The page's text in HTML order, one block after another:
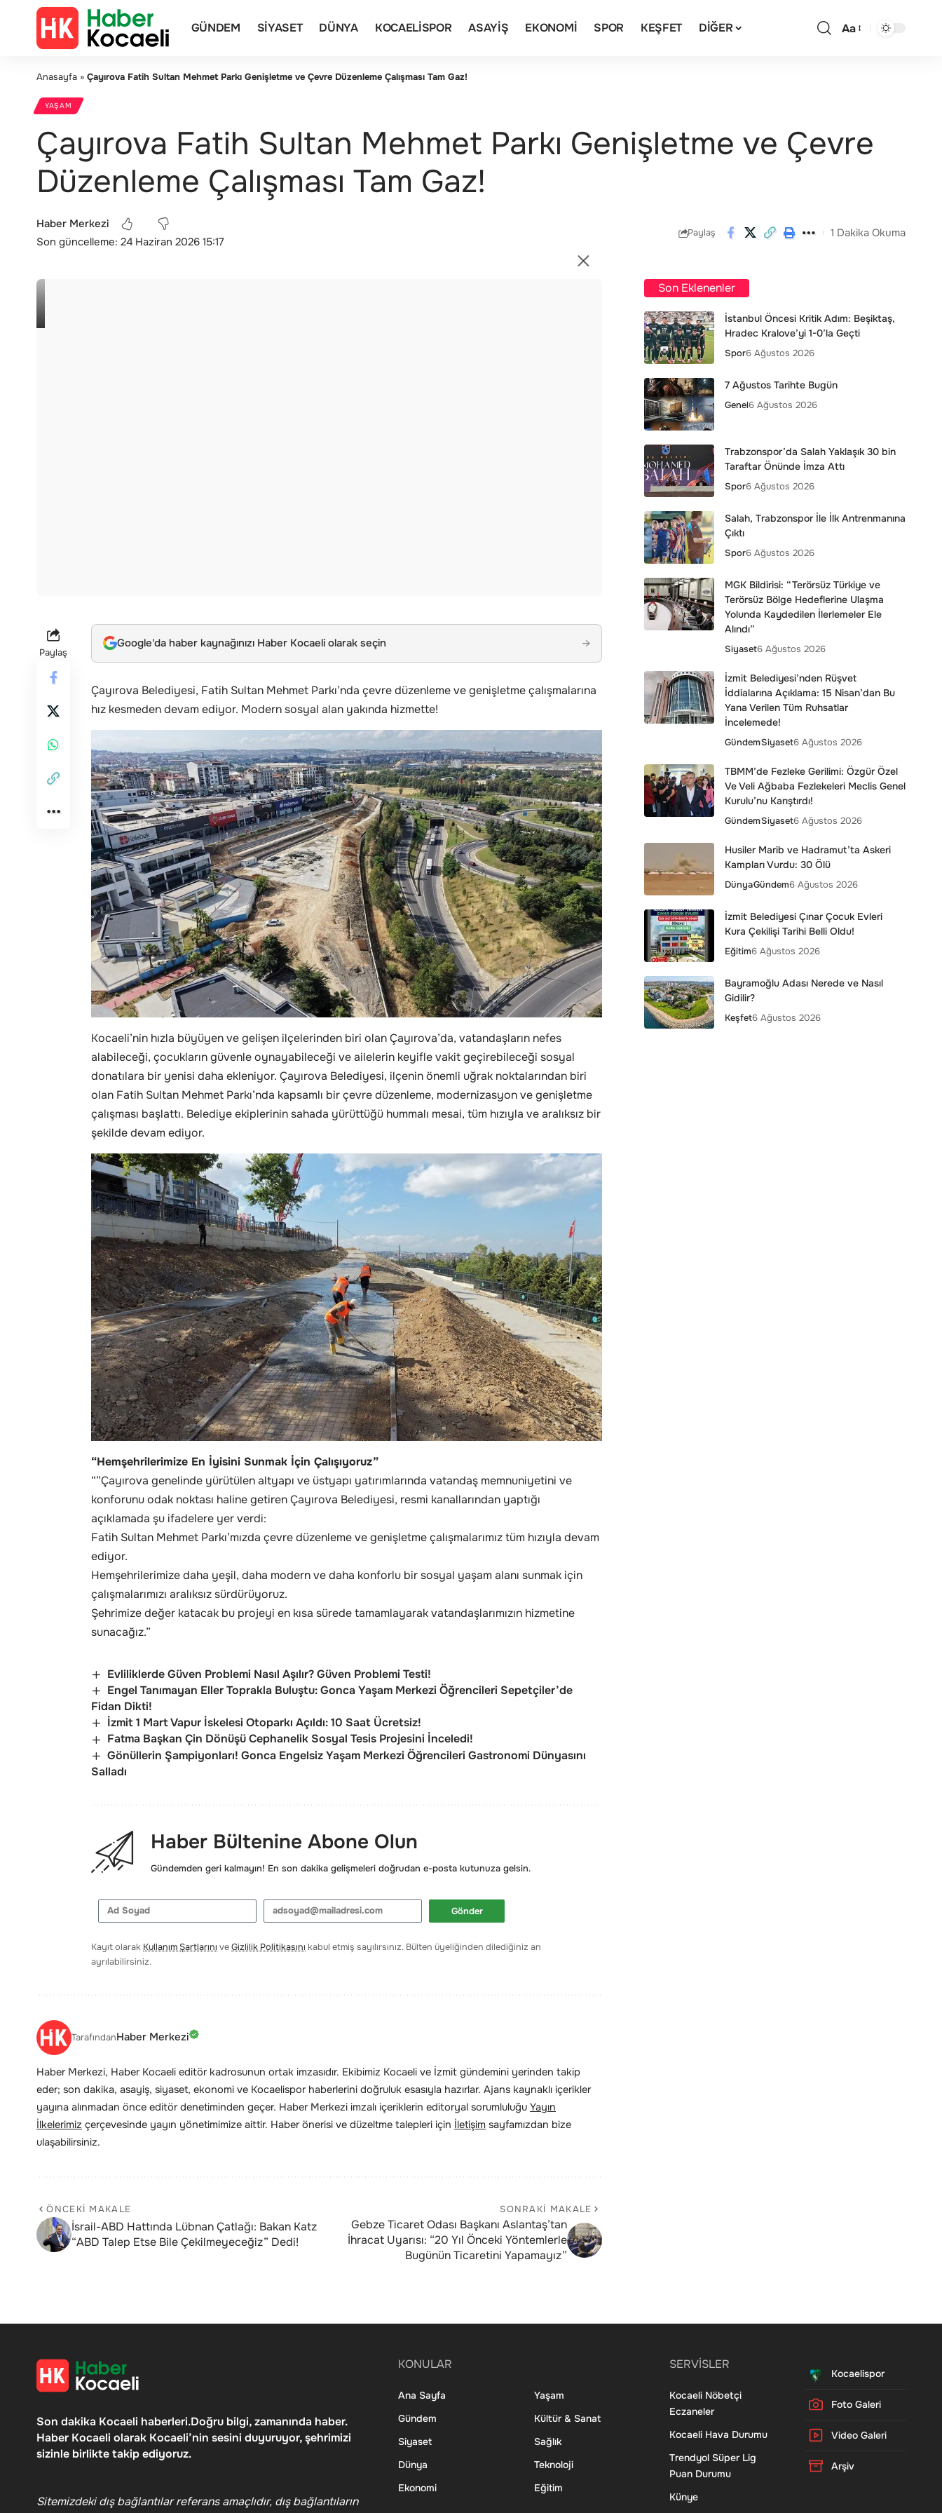
GÜNDEM SIYASET DÜNYA KOCAELISPOR ASAYIŞ EKONOMI SPOR KEŞFET DIĞER Aa
Anasayfa » Çayırova Fatih Sultan Mehmet Parkı Genişletme ve Çevre Düzenleme Çalışması Tam Gaz!
YAŞAM
Çayırova Fatih Sultan Mehmet Parkı Genişletme ve Çevre
Düzenleme Çalışması Tam Gaz!
Son güncelleme: 24 Haziran 2026 15:17
Haber Merkezi
Paylaş 1 Dakika Okuma
Paylaş
Google'da haber kaynağınızı Haber Kocaeli olarak seçin →
Çayırova Belediyesi, Fatih Sultan Mehmet Parkı’nda çevre düzenleme ve genişletme çalışmalarına
hız kesmeden devam ediyor. Modern sosyal alan yakında hizmette!
Kocaeli’nin hızla büyüyen ve gelişen ilçelerinden biri olan Çayırova’da, vatandaşların nefes
alabileceği, çocukların güvenle oynayabileceği ve ailelerin keyifle vakit geçirebileceği sosyal
donatılara bir yenisi daha ekleniyor. Çayırova Belediyesi, ilçenin önemli uğrak noktalarından biri
olan Fatih Sultan Mehmet Parkı’nda kapsamlı bir çevre düzenleme, modernizasyon ve genişletme
çalışması başlattı. Belediye ekiplerinin sahada yürüttüğü hummalı mesai, tüm hızıyla ve aralıksız bir
şekilde devam ediyor.
“Hemşehrilerimize En İyisini Sunmak İçin Çalışıyoruz”
“”Çayırova genelinde yürütülen altyapı ve üstyapı yatırımlarında vatandaş memnuniyetini ve
konforunu odak noktası haline getiren Çayırova Belediyesi, resmi kanallarından yaptığı
açıklamada şu ifadelere yer verdi:
Fatih Sultan Mehmet Parkı’mızda çevre düzenleme ve genişletme çalışmalarımız tüm hızıyla devam
ediyor.
Hemşehrilerimize daha yeşil, daha modern ve daha konforlu bir sosyal yaşam alanı sunmak için
çalışmalarımızı aralıksız sürdürüyoruz.
Şehrimize değer katacak bu projeyi en kısa sürede tamamlayarak vatandaşlarımızın hizmetine
sunacağız.”
Evliliklerde Güven Problemi Nasıl Aşılır? Güven Problemi Testi!
Engel Tanımayan Eller Toprakla Buluştu: Gonca Yaşam Merkezi Öğrencileri Sepetçiler’de
Fidan Dikti!
İzmit 1 Mart Vapur İskelesi Otoparkı Açıldı: 10 Saat Ücretsiz!
Fatma Başkan Çin Dönüşü Cephanelik Sosyal Tesis Projesini İnceledi!
Gönüllerin Şampiyonları! Gonca Engelsiz Yaşam Merkezi Öğrencileri Gastronomi Dünyasını
Salladı
Haber Bültenine Abone Olun
Gündemden geri kalmayın! En son dakika gelişmeleri doğrudan e-posta kutunuza gelsin.
Gönder
Kayıt olarak Kullanım Şartlarını veGizlilik Politikasını kabul etmiş sayılırsınız. Bülten üyeliğinden dilediğiniz an
ayrılabilirsiniz.
TarafındanHaber Merkezi
Haber Merkezi, Haber Kocaeli editör kadrosunun ortak imzasıdır. Ekibimiz Kocaeli ve İzmit gündemini yerinden takip
eder; son dakika, asayiş, siyaset, ekonomi ve Kocaelispor haberlerini doğruluk esasıyla hazırlar. Ajans kaynaklı içerikler
yayına alınmadan önce editör denetiminden geçer. Haber Merkezi imzalı içeriklerin editoryal sorumluluğu Yayın
İlkelerimiz çerçevesinde yayın yönetimimize aittir. Haber önerisi ve düzeltme talepleri için İletişim sayfamızdan bize
ulaşabilirsiniz.
ÖNCEKI MAKALE
İsrail-ABD Hattında Lübnan Çatlağı: Bakan Katz
“ABD Talep Etse Bile Çekilmeyeceğiz” Dedi!
SONRAKI MAKALE
Gebze Ticaret Odası Başkanı Aslantaş’tan
İhracat Uyarısı: “20 Yıl Önceki Yöntemlerle
Bugünün Ticaretini Yapamayız”
Son Eklenenler
İstanbul Öncesi Kritik Adım: Beşiktaş,
Hradec Kralove’yi 1-0’la Geçti
Spor6 Ağustos 2026
7 Ağustos Tarihte Bugün
Genel6 Ağustos 2026
Trabzonspor’da Salah Yaklaşık 30 bin
Taraftar Önünde İmza Attı
Spor6 Ağustos 2026
Salah, Trabzonspor İle İlk Antrenmanına
Çıktı
Spor6 Ağustos 2026
MGK Bildirisi: “Terörsüz Türkiye ve
Terörsüz Bölge Hedeflerine Ulaşma
Yolunda Kaydedilen İlerlemeler Ele
Alındı”
Siyaset6 Ağustos 2026
İzmit Belediyesi’nden Rüşvet
İddialarına Açıklama: 15 Nisan’dan Bu
Yana Verilen Tüm Ruhsatlar
İncelemede!
GündemSiyaset6 Ağustos 2026
TBMM’de Fezleke Gerilimi: Özgür Özel
Ve Veli Ağbaba Fezlekeleri Meclis Genel
Kurulu’nu Karıştırdı!
GündemSiyaset6 Ağustos 2026
Husiler Marib ve Hadramut’ta Askeri
Kampları Vurdu: 30 Ölü
DünyaGündem6 Ağustos 2026
İzmit Belediyesi Çınar Çocuk Evleri
Kura Çekilişi Tarihi Belli Oldu!
Eğitim6 Ağustos 2026
Bayramoğlu Adası Nerede ve Nasıl
Gidilir?
Keşfet6 Ağustos 2026
Son dakika Kocaeli haberleri.Doğru bilgi, zamanında haber.
Haber Kocaeli olarak Kocaeli’nin sesini duyuruyor, şehrimizi
sizinle birlikte takip ediyoruz.
Sitemizdeki dış bağlantılar referans amaçlıdır, dış bağlantıların
KONULAR
Ana Sayfa
Gündem
Siyaset
Dünya
Ekonomi
Yaşam
Kültür & Sanat
Sağlık
Teknoloji
Eğitim
SERVİSLER
Kocaeli Nöbetçi
Eczaneler
Kocaeli Hava Durumu
Trendyol Süper Lig
Puan Durumu
Künye
Kocaelispor
Foto Galeri
Video Galeri
Arşiv